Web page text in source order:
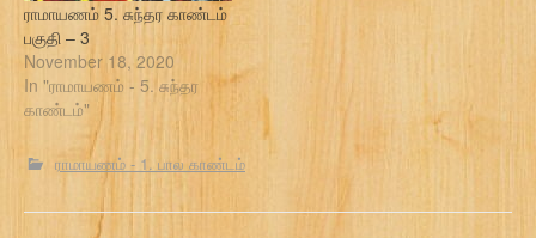
ராமாயணம் 5. சுந்தர காண்டம்
பகுதி – 3
November 18, 2020
In "ராமாயணம் - 5. சுந்தர
காண்டம்"
ராமாயணம் - 1. பால காண்டம்